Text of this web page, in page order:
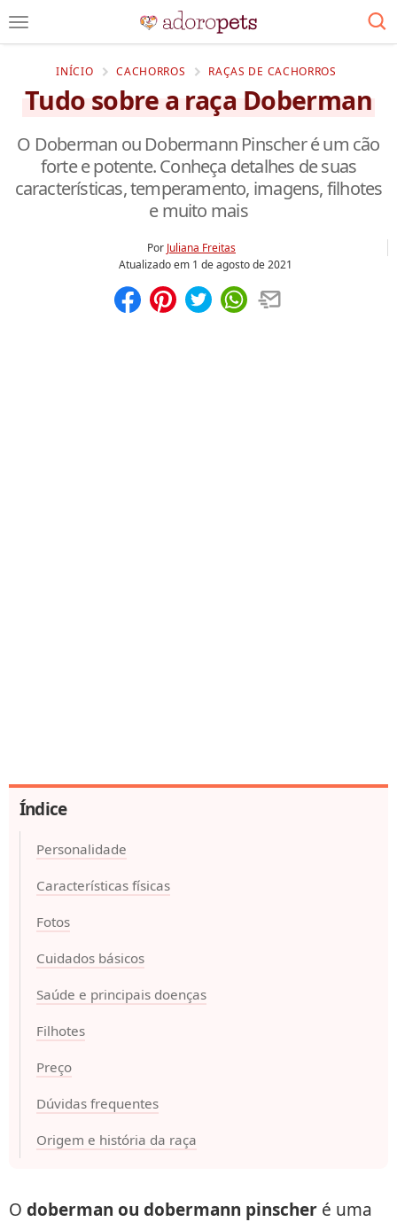
INÍCIO CACHORROS RAÇAS DE CACHORROS
Tudo sobre a raça Doberman
O Doberman ou Dobermann Pinscher é um cão
forte e potente. Conheça detalhes de suas
características, temperamento, imagens, filhotes
e muito mais
Por Juliana Freitas
Atualizado em 1 de agosto de 2021
Índice
Personalidade
Características físicas
Fotos
Cuidados básicos
Saúde e principais doenças
Filhotes
Preço
Dúvidas frequentes
Origem e história da raça
O doberman ou dobermann pinscher é uma